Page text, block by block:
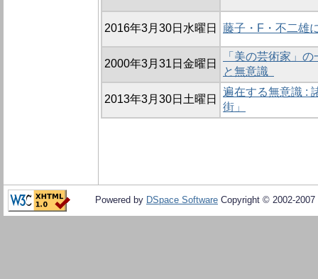
2016年3月30日水曜日 藤子・F・不二雄
2000年3月31日金曜日
「美の芸術家」
と無意識
2013年3月30日土曜日
遍在する無意識 :
街」
Powered by DSpace Software Copyright © 2002-2007